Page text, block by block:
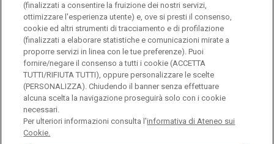
© Università Cattolica del Sacro Cuore
Largo A. Gemelli 1, 20123 Milano
PI 02133120150
ENGLISH
(finalizzati a consentire la fruizione dei nostri servizi,
ottimizzare l'esperienza utente) e, ove si presti il consenso,
cookie ed altri strumenti di tracciamento e di profilazione
(finalizzati a elaborare statistiche e comunicazioni mirate a
proporre servizi in linea con le tue preferenze). Puoi
fornire/negare il consenso a tutti i cookie (ACCETTA
TUTTI/RIFIUTA TUTTI), oppure personalizzare le scelte
(PERSONALIZZA). Chiudendo il banner senza effettuare
alcuna scelta la navigazione proseguirà solo con i cookie
necessari.
Per ulteriori informazioni consulta l'informativa di Ateneo sui
Cookie.